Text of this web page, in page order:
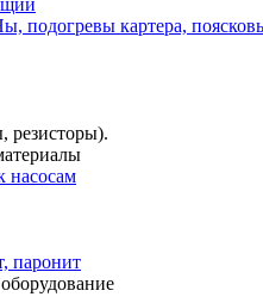
подогревы картера,
резисторы).
насосам
паронит